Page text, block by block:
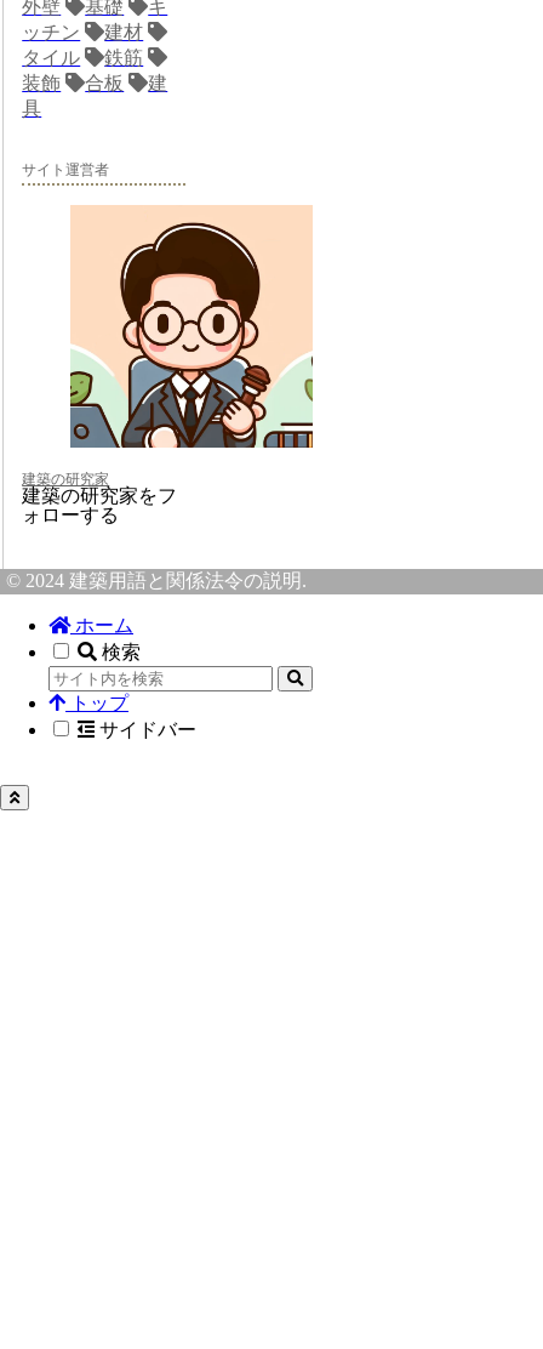
外壁 基礎
キ
ッチン
建材
タイル
鉄筋
装飾
合板
建
具
サイト運営者
建築の研究家
建築の研究家をフ
ォローする
© 2024 建築用語と関係法令の説明.
ホーム
検索
トップ
サイドバー